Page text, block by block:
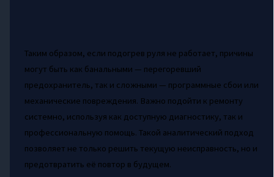
Таким образом, если подогрев руля не работает, причины
могут быть как банальными — перегоревший
предохранитель, так и сложными — программные сбои или
механические повреждения. Важно подойти к ремонту
системно, используя как доступную диагностику, так и
профессиональную помощь. Такой аналитический подход
позволяет не только решить текущую неисправность, но и
предотвратить её повтор в будущем.